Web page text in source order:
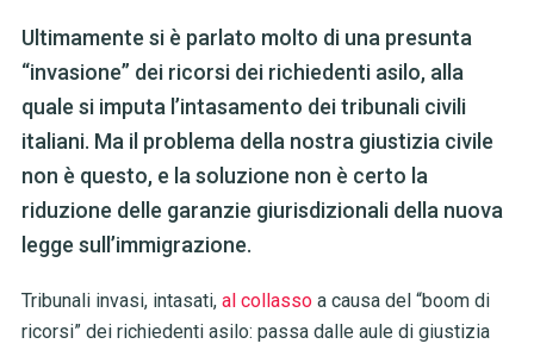
Ultimamente si è parlato molto di una presunta
“invasione” dei ricorsi dei richiedenti asilo, alla
quale si imputa l’intasamento dei tribunali civili
italiani. Ma il problema della nostra giustizia civile
non è questo, e la soluzione non è certo la
riduzione delle garanzie giurisdizionali della nuova
legge sull’immigrazione.
Tribunali invasi, intasati, al collassoa causa del “boom di
ricorsi” dei richiedenti asilo: passa dalle aule di giustizia